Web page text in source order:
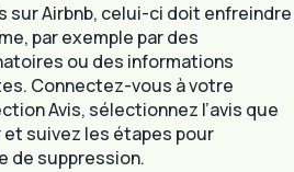
sur Airbnb, celui-ci doit enfreindre
par exemple par des
ou des informations
Connectez-vous à votre
Avis, sélectionnez l’avis que
suivez les étapes pour
de suppression.